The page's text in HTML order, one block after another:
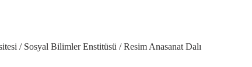
/ Sosyal Bilimler Enstitüsü / Resim Anasanat Dalı